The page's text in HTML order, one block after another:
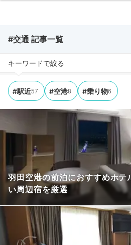
#交通 記事一覧
キーワードで絞る
#駅近57 #空港8 #乗り物6
羽田空港の前泊におすすめホテ
い周辺宿を厳選